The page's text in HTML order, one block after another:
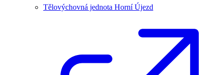
Tělovýchovná jednota Horní Újezd